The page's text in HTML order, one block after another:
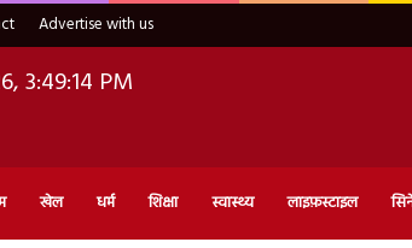
Advertise with us
3:49:15 PM
खेल धर्म शिक्षा स्वास्थ्य लाइफ़स्टाइल